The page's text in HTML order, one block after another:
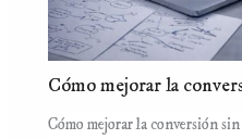
Cómo mejorar la
Cómo mejorar la conversión